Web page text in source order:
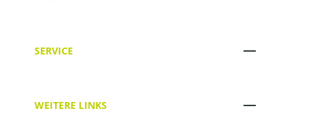
SERVICE
WEITERE LINKS